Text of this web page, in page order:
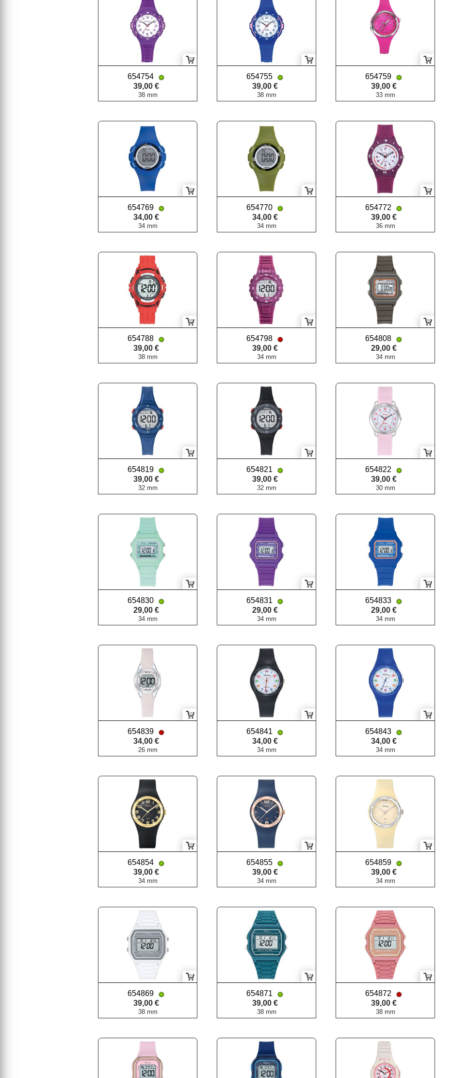
654754
39,00 €
38 mm
654755
39,00 €
38 mm
654759
39,00 €
33 mm
654769
34,00 €
34 mm
654770
34,00 €
34 mm
654772
39,00 €
36 mm
654788
39,00 €
38 mm
654798
39,00 €
34 mm
654808
29,00 €
34 mm
654819
39,00 €
32 mm
654821
39,00 €
32 mm
654822
39,00 €
30 mm
654830
29,00 €
34 mm
654831
29,00 €
34 mm
654833
29,00 €
34 mm
654839
34,00 €
26 mm
654841
34,00 €
34 mm
654843
34,00 €
34 mm
654854
39,00 €
34 mm
654855
39,00 €
34 mm
654859
39,00 €
34 mm
654869
39,00 €
38 mm
654871
39,00 €
38 mm
654872
39,00 €
38 mm